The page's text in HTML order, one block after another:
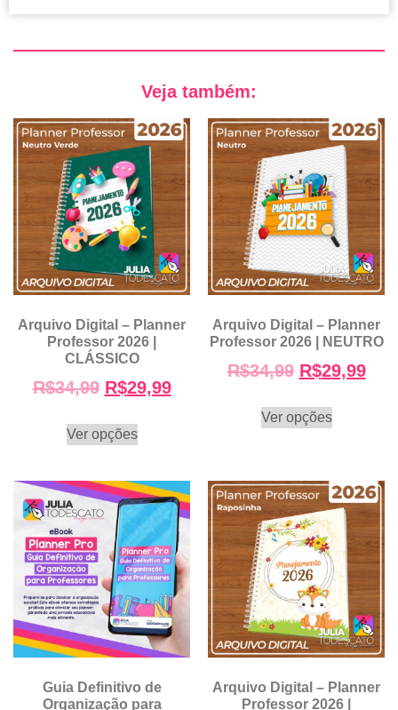
Veja também:
Arquivo Digital – Planner
Professor 2026 |
CLÁSSICO
R$34,99 R$29,99
Ver opções
Arquivo Digital – Planner
Professor 2026 | NEUTRO
R$34,99 R$29,99
Ver opções
Guia Definitivo de
Organização para
Arquivo Digital – Planner
Professor 2026 |